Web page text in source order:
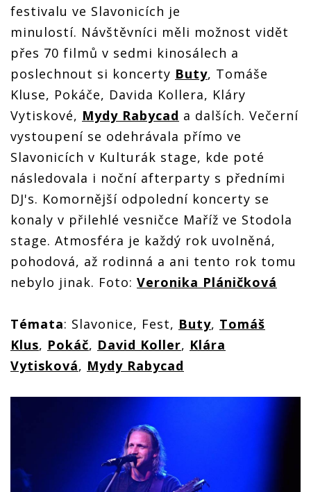
festivalu ve Slavonicích je
minulostí. Návštěvníci měli možnost vidět
přes 70 filmů v sedmi kinosálech a
poslechnout si koncerty Buty, Tomáše
Kluse, Pokáče, Davida Kollera, Kláry
Vytiskové, Mydy Rabycad a dalších. Večerní
vystoupení se odehrávala přímo ve
Slavonicích v Kulturák stage, kde poté
následovala i noční afterparty s předními
DJ's. Komornější odpolední koncerty se
konaly v přilehlé vesničce Maříž ve Stodola
stage. Atmosféra je každý rok uvolněná,
pohodová, až rodinná a ani tento rok tomu
nebylo jinak. Foto: Veronika Pláničková
Témata: Slavonice, Fest, Buty, Tomáš
Klus, Pokáč, David Koller, Klára
Vytisková, Mydy Rabycad